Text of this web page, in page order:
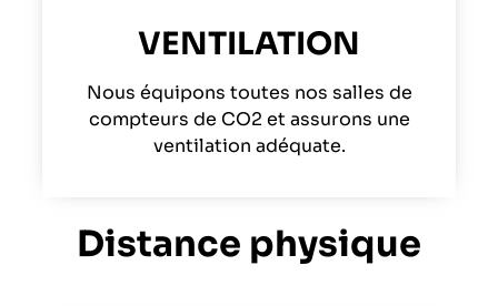
VENTILATION
Nous équipons toutes nos salles de
compteurs de CO2 et assurons une
ventilation adéquate.
Distance physique